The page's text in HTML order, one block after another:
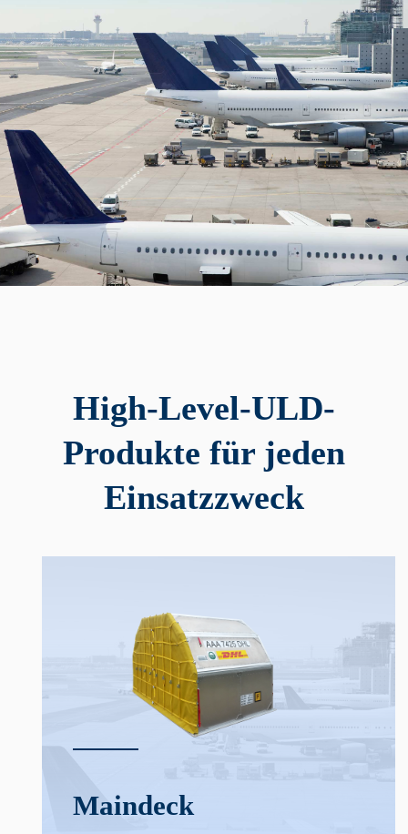
High-Level-ULD-
Produkte für jeden
Einsatzzweck
Main­deck